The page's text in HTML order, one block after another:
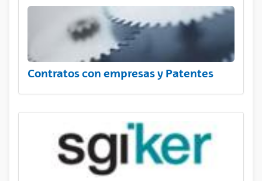
Contratos con empresas y Patentes